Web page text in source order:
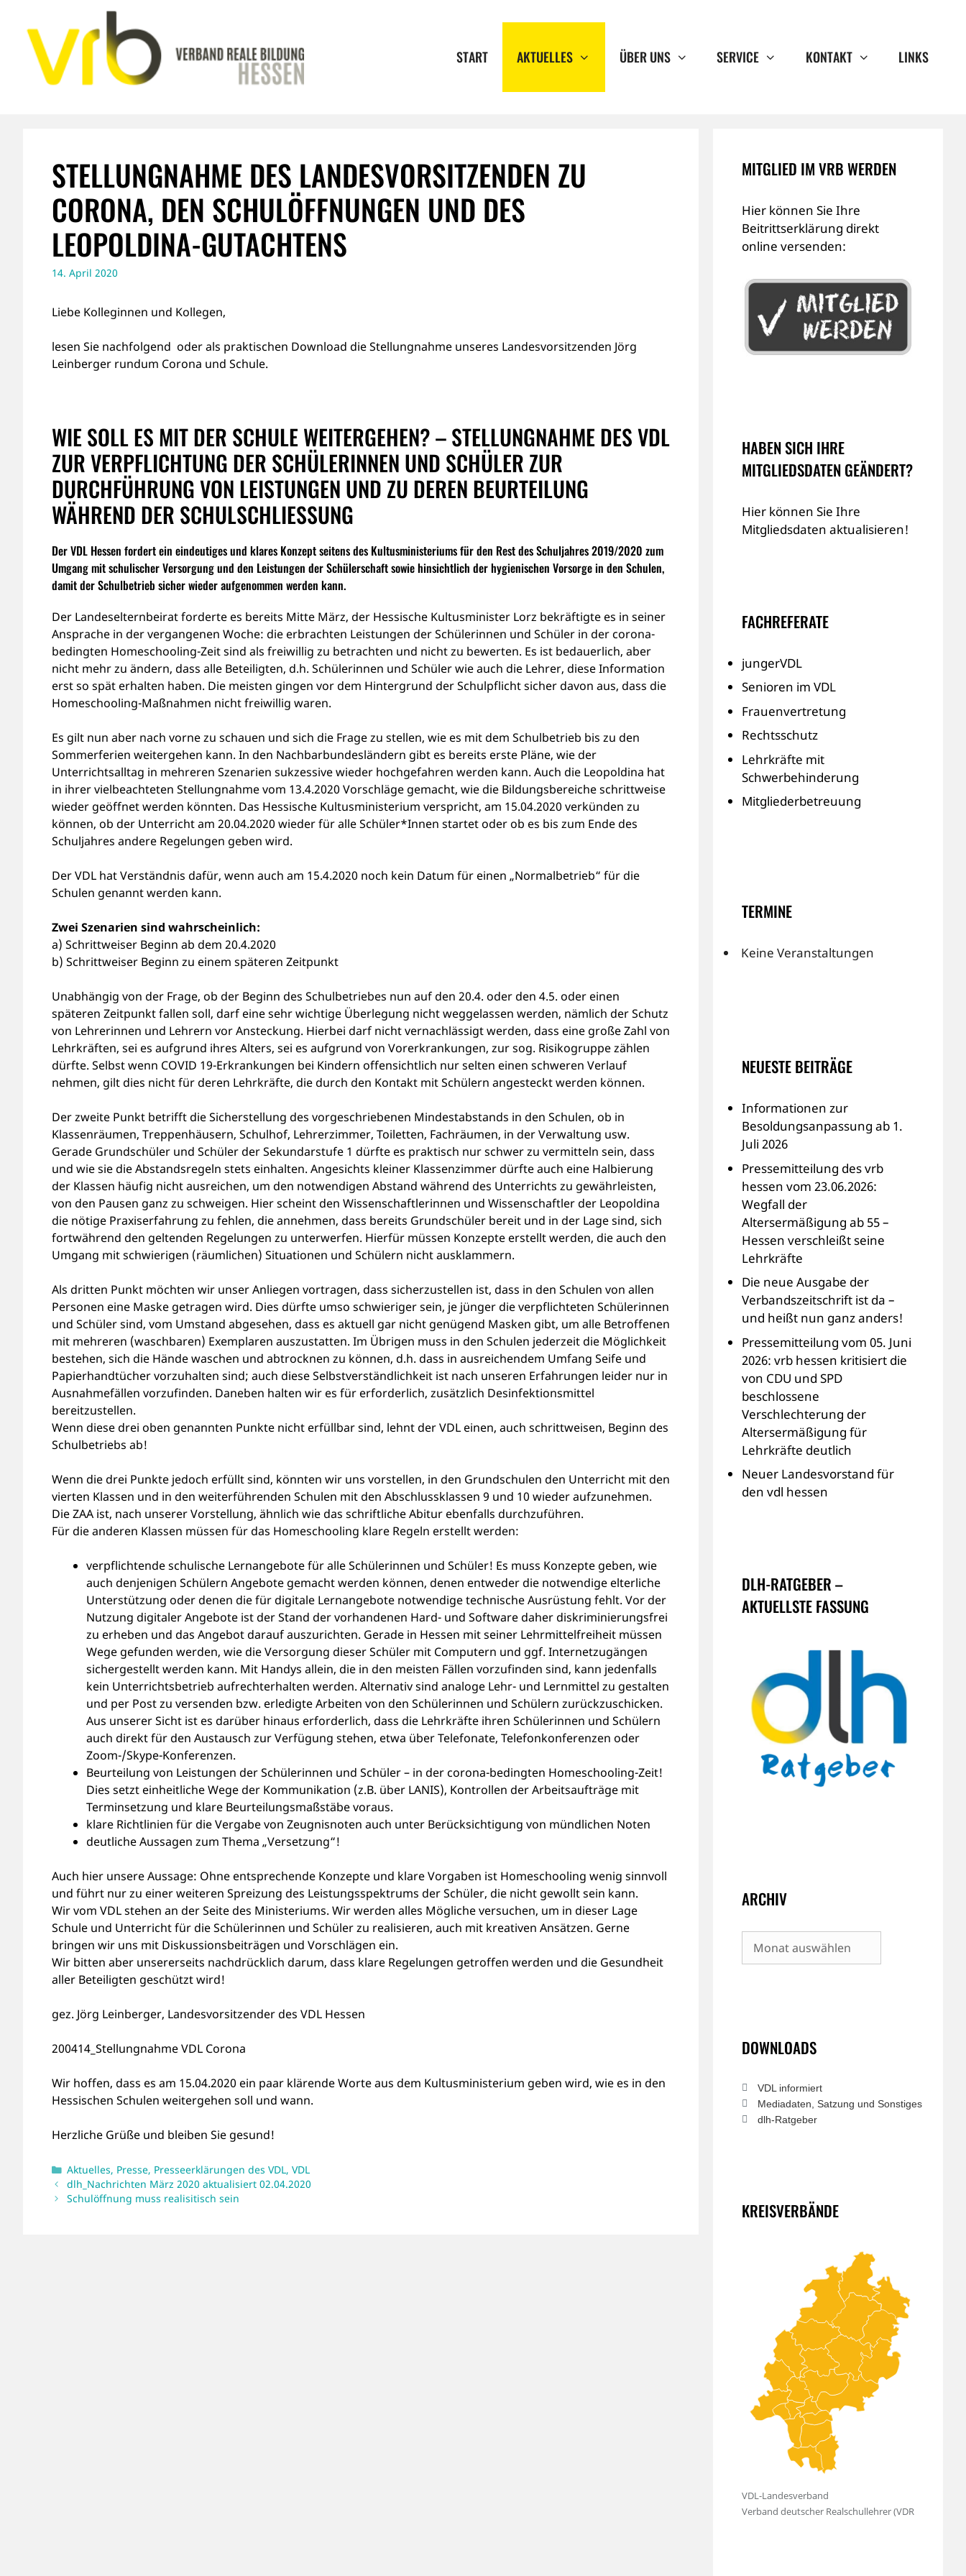
Inhalt
springen
START AKTUELLES ÜBER UNS SERVICE KONTAKT LINKS
STELLUNGNAHME DES LANDESVORSITZENDEN ZU
CORONA, DEN SCHULÖFFNUNGEN UND DES
LEOPOLDINA-GUTACHTENS
14. April 2020
Liebe Kolleginnen und Kollegen,
lesen Sie nachfolgend oder als praktischen Download die Stellungnahme unseres Landesvorsitzenden Jörg
Leinberger rundum Corona und Schule.
WIE SOLL ES MIT DER SCHULE WEITERGEHEN? – STELLUNGNAHME DES VDL
ZUR VERPFLICHTUNG DER SCHÜLERINNEN UND SCHÜLER ZUR
DURCHFÜHRUNG VON LEISTUNGEN UND ZU DEREN BEURTEILUNG
WÄHREND DER SCHULSCHLIESSUNG
Der VDL Hessen fordert ein eindeutiges und klares Konzept seitens des Kultusministeriums für den Rest des Schuljahres 2019/2020 zum
Umgang mit schulischer Versorgung und den Leistungen der Schülerschaft sowie hinsichtlich der hygienischen Vorsorge in den Schulen,
damit der Schulbetrieb sicher wieder aufgenommen werden kann.
Der Landeselternbeirat forderte es bereits Mitte März, der Hessische Kultusminister Lorz bekräftigte es in seiner
Ansprache in der vergangenen Woche: die erbrachten Leistungen der Schülerinnen und Schüler in der corona-
bedingten Homeschooling-Zeit sind als freiwillig zu betrachten und nicht zu bewerten. Es ist bedauerlich, aber
nicht mehr zu ändern, dass alle Beteiligten, d.h. Schülerinnen und Schüler wie auch die Lehrer, diese Information
erst so spät erhalten haben. Die meisten gingen vor dem Hintergrund der Schulpflicht sicher davon aus, dass die
Homeschooling-Maßnahmen nicht freiwillig waren.
Es gilt nun aber nach vorne zu schauen und sich die Frage zu stellen, wie es mit dem Schulbetrieb bis zu den
Sommerferien weitergehen kann. In den Nachbarbundesländern gibt es bereits erste Pläne, wie der
Unterrichtsalltag in mehreren Szenarien sukzessive wieder hochgefahren werden kann. Auch die Leopoldina hat
in ihrer vielbeachteten Stellungnahme vom 13.4.2020 Vorschläge gemacht, wie die Bildungsbereiche schrittweise
wieder geöffnet werden könnten. Das Hessische Kultusministerium verspricht, am 15.04.2020 verkünden zu
können, ob der Unterricht am 20.04.2020 wieder für alle Schüler*Innen startet oder ob es bis zum Ende des
Schuljahres andere Regelungen geben wird.
Der VDL hat Verständnis dafür, wenn auch am 15.4.2020 noch kein Datum für einen „Normalbetrieb“ für die
Schulen genannt werden kann.
Zwei Szenarien sind wahrscheinlich:
a) Schrittweiser Beginn ab dem 20.4.2020
b) Schrittweiser Beginn zu einem späteren Zeitpunkt
Unabhängig von der Frage, ob der Beginn des Schulbetriebes nun auf den 20.4. oder den 4.5. oder einen
späteren Zeitpunkt fallen soll, darf eine sehr wichtige Überlegung nicht weggelassen werden, nämlich der Schutz
von Lehrerinnen und Lehrern vor Ansteckung. Hierbei darf nicht vernachlässigt werden, dass eine große Zahl von
Lehrkräften, sei es aufgrund ihres Alters, sei es aufgrund von Vorerkrankungen, zur sog. Risikogruppe zählen
dürfte. Selbst wenn COVID 19-Erkrankungen bei Kindern offensichtlich nur selten einen schweren Verlauf
nehmen, gilt dies nicht für deren Lehrkräfte, die durch den Kontakt mit Schülern angesteckt werden können.
Der zweite Punkt betrifft die Sicherstellung des vorgeschriebenen Mindestabstands in den Schulen, ob in
Klassenräumen, Treppenhäusern, Schulhof, Lehrerzimmer, Toiletten, Fachräumen, in der Verwaltung usw.
Gerade Grundschüler und Schüler der Sekundarstufe 1 dürfte es praktisch nur schwer zu vermitteln sein, dass
und wie sie die Abstandsregeln stets einhalten. Angesichts kleiner Klassenzimmer dürfte auch eine Halbierung
der Klassen häufig nicht ausreichen, um den notwendigen Abstand während des Unterrichts zu gewährleisten,
von den Pausen ganz zu schweigen. Hier scheint den Wissenschaftlerinnen und Wissenschaftler der Leopoldina
die nötige Praxiserfahrung zu fehlen, die annehmen, dass bereits Grundschüler bereit und in der Lage sind, sich
fortwährend den geltenden Regelungen zu unterwerfen. Hierfür müssen Konzepte erstellt werden, die auch den
Umgang mit schwierigen (räumlichen) Situationen und Schülern nicht ausklammern.
Als dritten Punkt möchten wir unser Anliegen vortragen, dass sicherzustellen ist, dass in den Schulen von allen
Personen eine Maske getragen wird. Dies dürfte umso schwieriger sein, je jünger die verpflichteten Schülerinnen
und Schüler sind, vom Umstand abgesehen, dass es aktuell gar nicht genügend Masken gibt, um alle Betroffenen
mit mehreren (waschbaren) Exemplaren auszustatten. Im Übrigen muss in den Schulen jederzeit die Möglichkeit
bestehen, sich die Hände waschen und abtrocknen zu können, d.h. dass in ausreichendem Umfang Seife und
Papierhandtücher vorzuhalten sind; auch diese Selbstverständlichkeit ist nach unseren Erfahrungen leider nur in
Ausnahmefällen vorzufinden. Daneben halten wir es für erforderlich, zusätzlich Desinfektionsmittel
bereitzustellen.
Wenn diese drei oben genannten Punkte nicht erfüllbar sind, lehnt der VDL einen, auch schrittweisen, Beginn des
Schulbetriebs ab!
Wenn die drei Punkte jedoch erfüllt sind, könnten wir uns vorstellen, in den Grundschulen den Unterricht mit den
vierten Klassen und in den weiterführenden Schulen mit den Abschlussklassen 9 und 10 wieder aufzunehmen.
Die ZAA ist, nach unserer Vorstellung, ähnlich wie das schriftliche Abitur ebenfalls durchzuführen.
Für die anderen Klassen müssen für das Homeschooling klare Regeln erstellt werden:
verpflichtende schulische Lernangebote für alle Schülerinnen und Schüler! Es muss Konzepte geben, wie
auch denjenigen Schülern Angebote gemacht werden können, denen entweder die notwendige elterliche
Unterstützung oder denen die für digitale Lernangebote notwendige technische Ausrüstung fehlt. Vor der
Nutzung digitaler Angebote ist der Stand der vorhandenen Hard- und Software daher diskriminierungsfrei
zu erheben und das Angebot darauf auszurichten. Gerade in Hessen mit seiner Lehrmittelfreiheit müssen
Wege gefunden werden, wie die Versorgung dieser Schüler mit Computern und ggf. Internetzugängen
sichergestellt werden kann. Mit Handys allein, die in den meisten Fällen vorzufinden sind, kann jedenfalls
kein Unterrichtsbetrieb aufrechterhalten werden. Alternativ sind analoge Lehr- und Lernmittel zu gestalten
und per Post zu versenden bzw. erledigte Arbeiten von den Schülerinnen und Schülern zurückzuschicken.
Aus unserer Sicht ist es darüber hinaus erforderlich, dass die Lehrkräfte ihren Schülerinnen und Schülern
auch direkt für den Austausch zur Verfügung stehen, etwa über Telefonate, Telefonkonferenzen oder
Zoom-/Skype-Konferenzen.
Beurteilung von Leistungen der Schülerinnen und Schüler – in der corona-bedingten Homeschooling-Zeit!
Dies setzt einheitliche Wege der Kommunikation (z.B. über LANIS), Kontrollen der Arbeitsaufträge mit
Terminsetzung und klare Beurteilungsmaßstäbe voraus.
klare Richtlinien für die Vergabe von Zeugnisnoten auch unter Berücksichtigung von mündlichen Noten
deutliche Aussagen zum Thema „Versetzung“!
Auch hier unsere Aussage: Ohne entsprechende Konzepte und klare Vorgaben ist Homeschooling wenig sinnvoll
und führt nur zu einer weiteren Spreizung des Leistungsspektrums der Schüler, die nicht gewollt sein kann.
Wir vom VDL stehen an der Seite des Ministeriums. Wir werden alles Mögliche versuchen, um in dieser Lage
Schule und Unterricht für die Schülerinnen und Schüler zu realisieren, auch mit kreativen Ansätzen. Gerne
bringen wir uns mit Diskussionsbeiträgen und Vorschlägen ein.
Wir bitten aber unsererseits nachdrücklich darum, dass klare Regelungen getroffen werden und die Gesundheit
aller Beteiligten geschützt wird!
gez. Jörg Leinberger, Landesvorsitzender des VDL Hessen
200414_Stellungnahme VDL Corona
Wir hoffen, dass es am 15.04.2020 ein paar klärende Worte aus dem Kultusministerium geben wird, wie es in den
Hessischen Schulen weitergehen soll und wann.
Herzliche Grüße und bleiben Sie gesund!
Kategorien
Aktuelles, Presse, Presseerklärungen des VDL,VDL
dlh_Nachrichten März 2020 aktualisiert 02.04.2020
Schulöffnung muss realisitisch sein
MITGLIED IM VRB WERDEN
Hier können Sie Ihre
Beitrittserklärung direkt
online versenden:
HABEN SICH IHRE
MITGLIEDSDATEN GEÄNDERT?
Hier können Sie Ihre
Mitgliedsdaten aktualisieren!
FACHREFERATE
jungerVDL
Senioren im VDL
Frauenvertretung
Rechtsschutz
Lehrkräfte mit
Schwerbehinderung
Mitgliederbetreuung
TERMINE
Keine Veranstaltungen
NEUESTE BEITRÄGE
Informationen zur
Besoldungsanpassung ab 1.
Juli 2026
Pressemitteilung des vrb
hessen vom 23.06.2026:
Wegfall der
Altersermäßigung ab 55 –
Hessen verschleißt seine
Lehrkräfte
Die neue Ausgabe der
Verbandszeitschrift ist da –
und heißt nun ganz anders!
Pressemitteilung vom 05. Juni
2026: vrb hessen kritisiert die
von CDU und SPD
beschlossene
Verschlechterung der
Altersermäßigung für
Lehrkräfte deutlich
Neuer Landesvorstand für
den vdl hessen
DLH-RATGEBER –
AKTUELLSTE FASSUNG
ARCHIV
Archiv
DOWNLOADS
VDL informiert
Mediadaten, Satzung und Sonstiges
dlh-Ratgeber
KREISVERBÄNDE